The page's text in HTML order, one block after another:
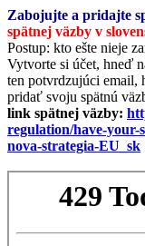
Zabojujte a pridajte
spätnej väzby v
Postup: kto ešte nieje
Vytvorte si účet, hneď
ten potvrdzujúci email,
pridať svoju spätnú
link spätnej väzby:
regulation/have-your-
nova-strategia-EU_sk